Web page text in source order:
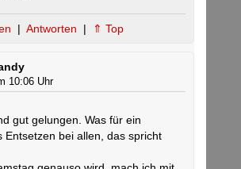
| Antworten | ⇑ Top
10:06 Uhr
gut gelungen. Was für ein
Entsetzen bei allen, das spricht